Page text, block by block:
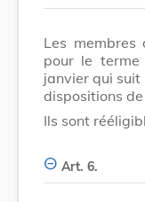
Les membres
pour le
janvier qui suit
dispositions de
Ils sont
Art. 6.